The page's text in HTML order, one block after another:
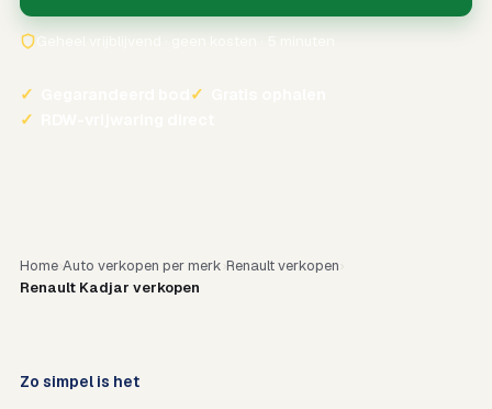
✓ ✓
✓
Home Auto verkopen per merk Renault verkopen
Renault Kadjar verkopen
Zo simpel is het